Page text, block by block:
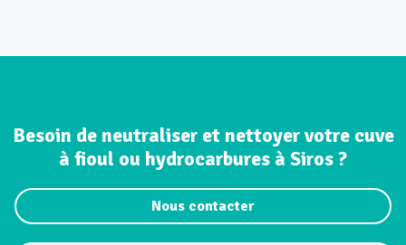
Besoin de neutraliser et nettoyer votre cuve
à fioul ou hydrocarbures à Siros ?
Nous contacter